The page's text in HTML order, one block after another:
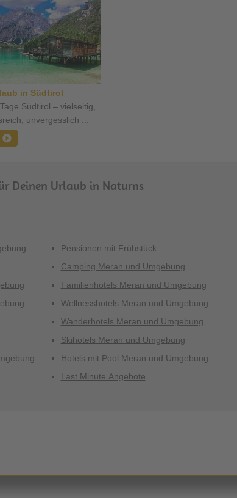
in Südtirol
Südtirol – vielseitig,
unvergesslich ...
Deinen Urlaub in Naturns
Pensionen mit Frühstück
Camping Meran und Umgebung
Familienhotels Meran und Umgebung
Wellnesshotels Meran und Umgebung
Wanderhotels Meran und Umgebung
Skihotels Meran und Umgebung
Hotels mit Pool Meran und Umgebung
Last Minute Angebote